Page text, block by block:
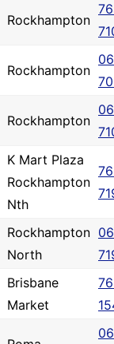
Rockhampton
Rockhampton
Rockhampton
K Mart Plaza
Rockhampton
Nth
Rockhampton
North
Brisbane
Market